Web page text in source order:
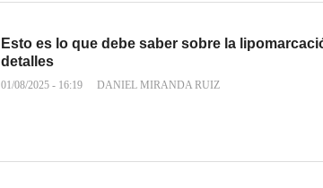
Esto es lo que debe saber sobre la
detalles
01/08/2025 - 16:19 DANIEL MIRANDA RUIZ